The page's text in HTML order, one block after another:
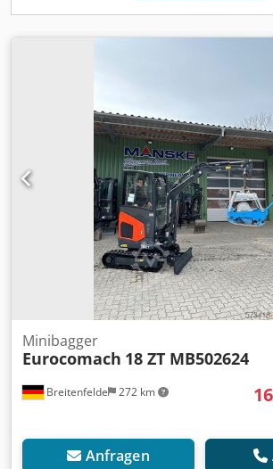
Breitenfelde 272 km
Minibagger
Eurocomach 18 ZT MB502624
Anfragen